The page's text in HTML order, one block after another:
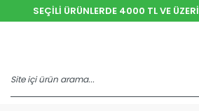
SEÇİLİ ÜRÜNLERDE 4000 TL VE ÜZERİ